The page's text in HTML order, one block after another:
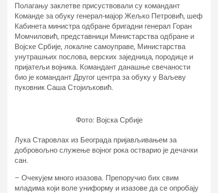
Полагању заклетве присуствовали су командант
Команде за обуку генерал-мајор Жељко Петровић, шеф
Кабинета министра одбране бригадни генерал Горан
Момчиловић, представници Министарства одбране и
Војске Србије, локалне самоуправе, Министарства
унутрашњих послова, верских заједница, породице и
пријатељи војника. Командант данашње свечаности
био је командант Другог центра за обуку у Ваљеву
пуковник Саша Стојиљковић.
Фото: Војска Србије
Лука Старовлах из Београда пријављивањем за
добровољно служење војног рока остварио је дечачки
сан.
– Очекујем много изазова. Препоручио бих свим
младима који воле униформу и изазове да се опробају